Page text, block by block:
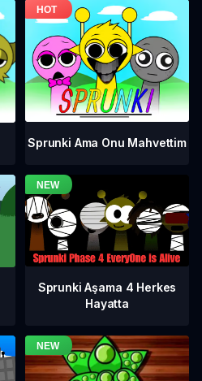
Sprunki Ama Onu Mahvettim
Sprunki Aşama 4 Herkes
Hayatta